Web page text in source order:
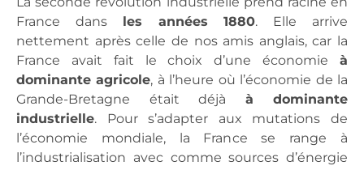
France dans les années 1880. Elle arrive
nettement après celle de nos amis anglais, car la
France avait fait le choix d’une économie à
dominante agricole, à l’heure où l’économie de la
Grande-Bretagne était déjà à dominante
industrielle. Pour s’adapter aux mutations de
l’économie mondiale, la France se range à
l’industrialisation avec comme sources d’énergie